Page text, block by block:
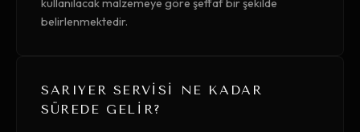
kullanılacak malzemeye göre şeffaf bir şekilde
belirlenmektedir.
SARIYER SERVISI NE KADAR
SÜREDE GELIR?